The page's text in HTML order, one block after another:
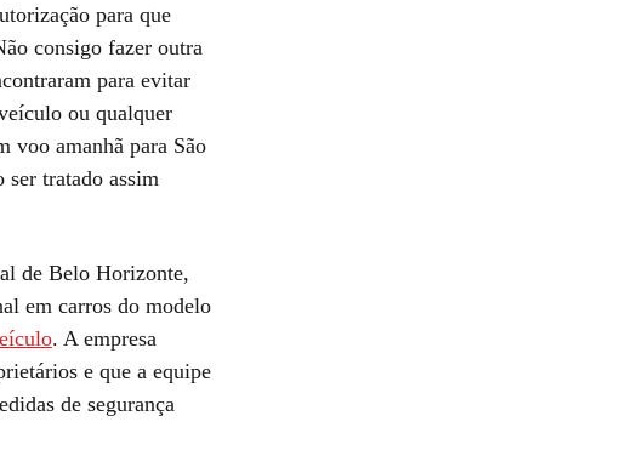
para que
consigo fazer outra
para evitar
ou qualquer
voo amanhã para São
tratado assim
de Belo Horizonte,
em carros do modelo
. A empresa
e que a equipe
de segurança